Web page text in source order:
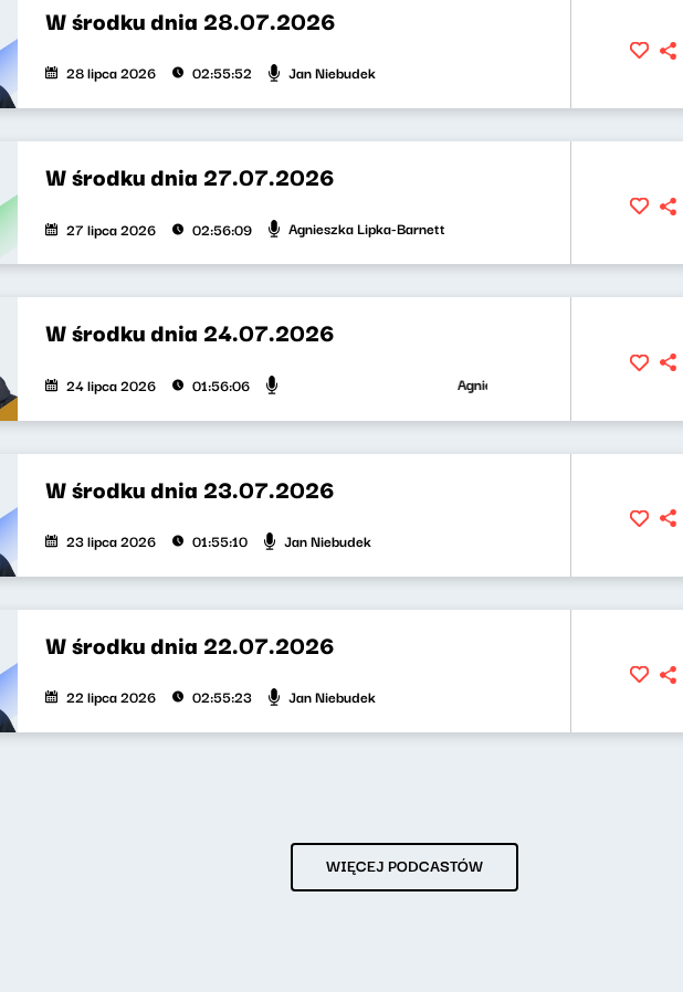
W środku dnia 28.07.2026
28 lipca 2026 02:55:52 Jan Niebudek
W środku dnia 27.07.2026
27 lipca 2026 02:56:09 Agnieszka Lipka-Barnett
W środku dnia 24.07.2026
24 lipca 2026 01:56:06 Agnieszka Lipka-Barnett, Jan Niebudek
W środku dnia 23.07.2026
23 lipca 2026 01:55:10 Jan Niebudek
W środku dnia 22.07.2026
22 lipca 2026 02:55:23 Jan Niebudek
WIĘCEJ PODCASTÓW